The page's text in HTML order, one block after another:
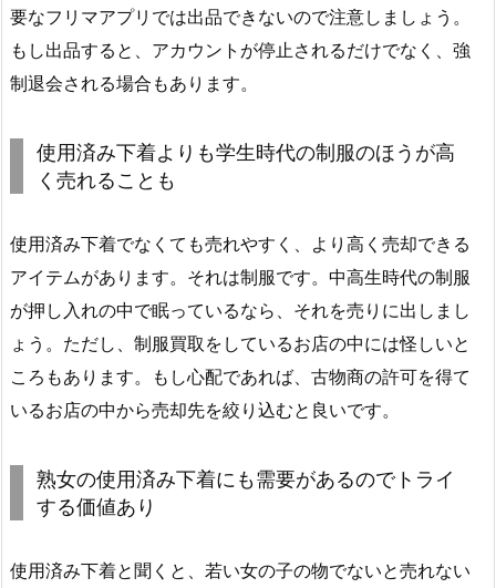
要なフリマアプリでは出品できないので注意しましょう。
もし出品すると、アカウントが停止されるだけでなく、強
制退会される場合もあります。
使用済み下着よりも学生時代の制服のほうが高
く売れることも
使用済み下着でなくても売れやすく、より高く売却できる
アイテムがあります。それは制服です。中高生時代の制服
が押し入れの中で眠っているなら、それを売りに出しまし
ょう。ただし、制服買取をしているお店の中には怪しいと
ころもあります。もし心配であれば、古物商の許可を得て
いるお店の中から売却先を絞り込むと良いです。
熟女の使用済み下着にも需要があるのでトライ
する価値あり
使用済み下着と聞くと、若い女の子の物でないと売れない